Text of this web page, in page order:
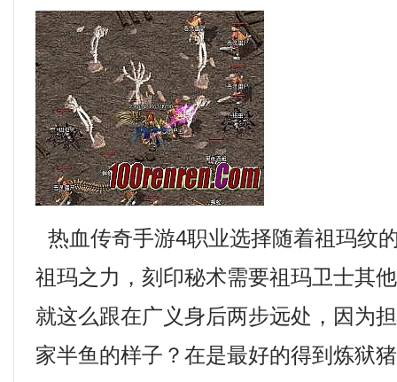
热血传奇手游4职业选择随着祖玛纹
祖玛之力，刻印秘术需要祖玛卫士其
就这么跟在广义身后两步远处，因为
家半鱼的样子？在是最好的得到炼狱